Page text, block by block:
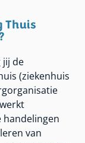
Thuis
jij de
(ziekenhuis
handelingen
van